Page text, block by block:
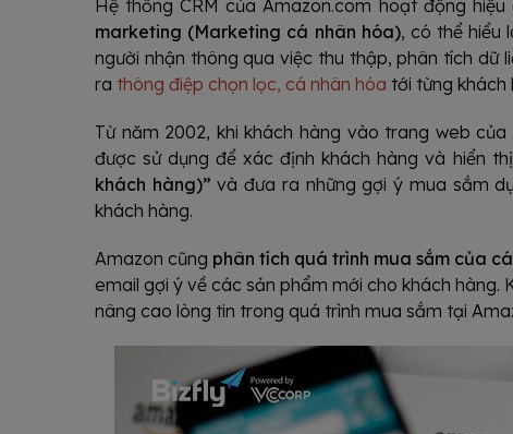
Hệ thống CRM của Amazon.com hoạt động
marketing (Marketing cá nhân hóa), có thể hiểu
người nhận thông qua việc thu thập, phân tích dữ
ra thông điệp chọn lọc, cá nhân hóa tới từng khách
Từ năm 2002, khi khách hàng vào trang web
được sử dụng để xác định khách hàng và hiển
khách hàng)” và đưa ra những gợi ý mua sắm
khách hàng.
Amazon cũng phân tích quá trình mua sắm của
email gợi ý về các sản phẩm mới cho khách hàng.
nâng cao lòng tin trong quá trình mua sắm tại